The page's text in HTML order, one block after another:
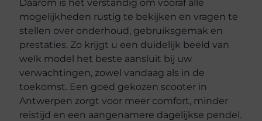
Daarom is het verstandig om vooraf alle
mogelijkheden rustig te bekijken en vragen te
stellen over onderhoud, gebruiksgemak en
prestaties. Zo krijgt u een duidelijk beeld van
welk model het beste aansluit bij uw
verwachtingen, zowel vandaag als in de
toekomst. Een goed gekozen scooter in
Antwerpen zorgt voor meer comfort, minder
reistijd en een aangenamere dagelijkse pendel.